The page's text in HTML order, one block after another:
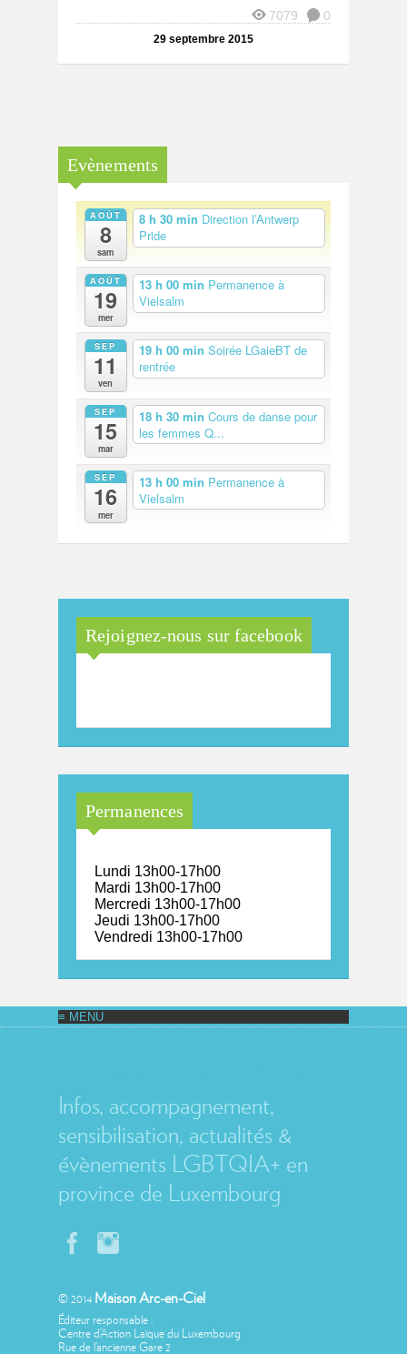
0
7079
29 septembre 2015
Evènements
AOÛT
8
sam
8 h 30 min Direction l’Antwerp
Pride
AOÛT
19
mer
13 h 00 min Permanence à
Vielsalm
SEP
11
ven
19 h 00 min Soirée LGaieBT de
rentrée
SEP
15
mar
18 h 30 min Cours de danse pour
les femmes Q...
SEP
16
mer
13 h 00 min Permanence à
Vielsalm
Rejoignez-nous sur facebook
Permanences
Lundi 13h00-17h00
Mardi 13h00-17h00
Mercredi 13h00-17h00
Jeudi 13h00-17h00
Vendredi 13h00-17h00
Infos, accompagnement,
sensibilisation, actualités &
évènements LGBTQIA+ en
province de Luxembourg
© 2014 Maison Arc-en-Ciel
Éditeur responsable :
Centre d’Action Laïque du Luxembourg
Rue de l’ancienne Gare 2